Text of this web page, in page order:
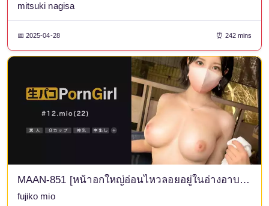
mitsuki nagisa
📅 2025-04-28 ⏰ 242 mins
MAAN-851 [หน้าอกใหญ่อ่อนไหวลอยอยู่ในอ่างอาบน้ำ] การดูดนมแบบพิเศษโดยสาวน้ำพุร้อนคัพ G สุดลามกที่จะซ่อนจู๋ของคุณไว้! การเล่นที่ตึงเครียดและกดดันในอ่างอาบน้ำกลางแจ้งโดยที่ไม่มีใครสังเกตเห็น! หลังจากออกมาแล้ว พวกเขาก็มีเซ็กส์กันในชุดยูกาตะในบ่อน้ำพุร้อน ♪ ร่างกายที่อ่อนไหวของเธอถึงจุดสุดยอดและเกิดอาการกระตุกระหว่างการเกี้ยวพาราสี! ยับยั้ง → การกลืนน้ำลายอย่างไม่ปรานีเพื่อดื่มด่ำกับความลึกของลำคอของเธอ! เซ็กส์แบบครีมพายพร้อมโลชั่นมากมาย! [สาวโป๊12]
fujiko mio